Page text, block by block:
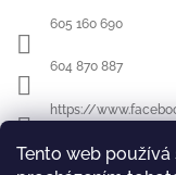
Tento web
605 160 690
604 870 887
https://